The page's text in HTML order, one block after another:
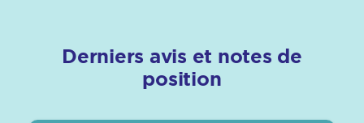
Derniers avis et notes de
position